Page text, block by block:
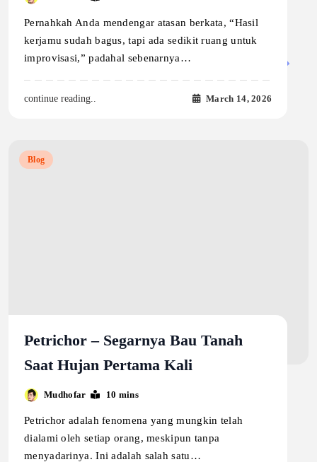
Pernahkah Anda mendengar atasan berkata, “Hasil
kerjamu sudah bagus, tapi ada sedikit ruang untuk
improvisasi,” padahal sebenarnya…
continue reading.. March 14, 2026
Blog
Petrichor – Segarnya Bau Tanah
Saat Hujan Pertama Kali
Mudhofar 10 mins
Petrichor adalah fenomena yang mungkin telah
dialami oleh setiap orang, meskipun tanpa
menyadarinya. Ini adalah salah satu…